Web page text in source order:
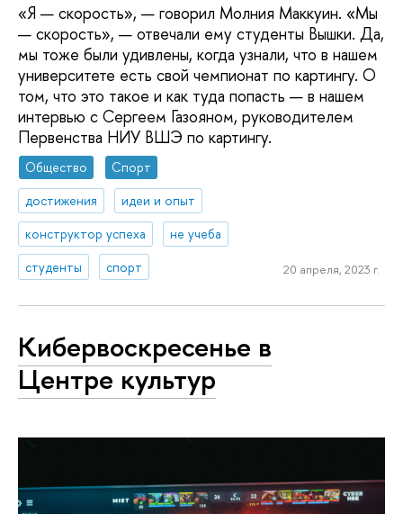
«Я — скорость», — говорил Молния Маккуин. «Мы
— скорость», — отвечали ему студенты Вышки. Да,
мы тоже были удивлены, когда узнали, что в нашем
университете есть свой чемпионат по картингу. О
том, что это такое и как туда попасть — в нашем
интервью с Сергеем Газояном, руководителем
Первенства НИУ ВШЭ по картингу.
Общество
Спорт
достижения
идеи и опыт
конструктор успеха
не учеба
студенты
спорт 20 апреля, 2023 г.
Кибервоскресенье в
Центре культур